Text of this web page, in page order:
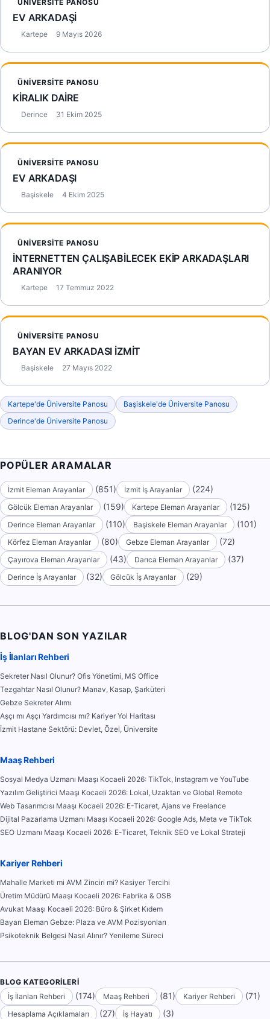
ÜNIVERSITE PANOSU
EV ARKADAŞİ
Kartepe 9 Mayıs 2026
ÜNIVERSITE PANOSU
KİRALIK DAİRE
Derince 31 Ekim 2025
ÜNIVERSITE PANOSU
EV ARKADAŞI
Başiskele 4 Ekim 2025
ÜNIVERSITE PANOSU
İNTERNETTEN ÇALIŞABİLECEK EKİP ARKADAŞLARI
ARANIYOR
Kartepe 17 Temmuz 2022
ÜNIVERSITE PANOSU
BAYAN EV ARKADASI İZMİT
Başiskele 27 Mayıs 2022
Kartepe'de Üniversite Panosu
Başiskele'de Üniversite Panosu
Derince'de Üniversite Panosu
POPÜLER ARAMALAR
İzmit Eleman Arayanlar (851) İzmit İş Arayanlar (224)
Gölcük Eleman Arayanlar (159) Kartepe Eleman Arayanlar (125)
Derince Eleman Arayanlar (110) Başiskele Eleman Arayanlar (101)
Körfez Eleman Arayanlar (80) Gebze Eleman Arayanlar (72)
Çayırova Eleman Arayanlar (43) Darıca Eleman Arayanlar (37)
Derince İş Arayanlar (32) Gölcük İş Arayanlar (29)
BLOG'DAN SON YAZILAR
İş İlanları Rehberi
Sekreter Nasıl Olunur? Ofis Yönetimi, MS Office
Tezgahtar Nasıl Olunur? Manav, Kasap, Şarküteri
Gebze Sekreter Alımı
Aşçı mı Aşçı Yardımcısı mı? Kariyer Yol Haritası
İzmit Hastane Sektörü: Devlet, Özel, Üniversite
Maaş Rehberi
Sosyal Medya Uzmanı Maaşı Kocaeli 2026: TikTok, Instagram ve YouTube
Yazılım Geliştirici Maaşı Kocaeli 2026: Lokal, Uzaktan ve Global Remote
Web Tasarımcısı Maaşı Kocaeli 2026: E-Ticaret, Ajans ve Freelance
Dijital Pazarlama Uzmanı Maaşı Kocaeli 2026: Google Ads, Meta ve TikTok
SEO Uzmanı Maaşı Kocaeli 2026: E-Ticaret, Teknik SEO ve Lokal Strateji
Kariyer Rehberi
Mahalle Marketi mi AVM Zinciri mi? Kasiyer Tercihi
Üretim Müdürü Maaşı Kocaeli 2026: Fabrika & OSB
Avukat Maaşı Kocaeli 2026: Büro & Şirket Kıdem
Bayan Eleman Gebze: Plaza ve AVM Pozisyonları
Psikoteknik Belgesi Nasıl Alınır? Yenileme Süreci
BLOG KATEGORILERI
İş İlanları Rehberi
(174) Maaş Rehberi (81) Kariyer Rehberi (71)
Hesaplama Açıklamaları (27) İş Hayatı (3)